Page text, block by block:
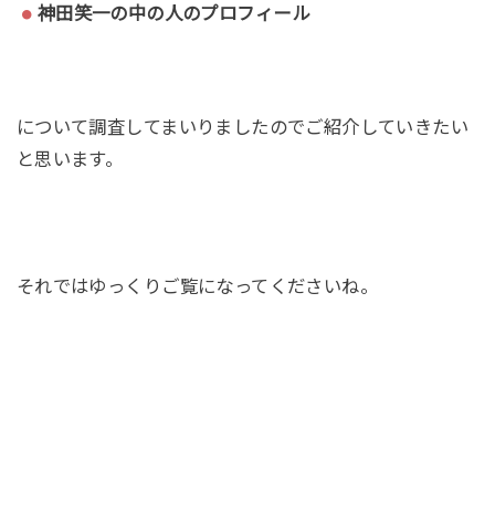
神田笑一の中の人のプロフィール
について調査してまいりましたのでご紹介していきたい
と思います。
それではゆっくりご覧になってくださいね。